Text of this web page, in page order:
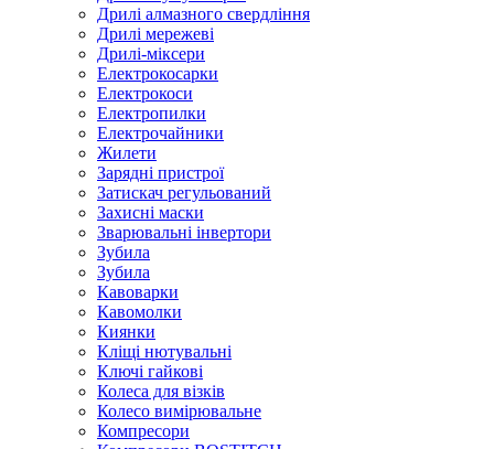
Дрилі алмазного свердління
Дрилі мережеві
Дрилі-міксери
Електрокосарки
Електрокоси
Електропилки
Електрочайники
Жилети
Зарядні пристрої
Затискач регульований
Захисні маски
Зварювальні інвертори
Зубила
Зубила
Кавоварки
Кавомолки
Киянки
Кліщі нютувальні
Ключі гайкові
Колеса для візків
Колесо вимірювальне
Компресори